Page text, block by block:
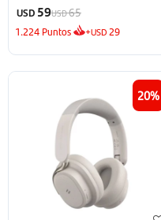
Y Rojo
USD 59USD65
1.224 Puntos +USD 29
20